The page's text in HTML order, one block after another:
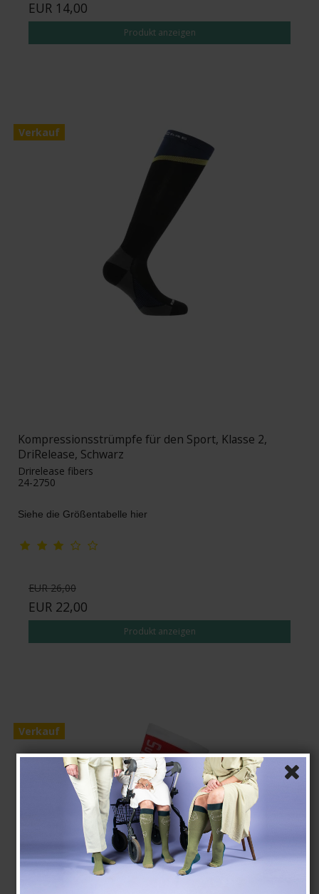
EUR 14,00
Produkt anzeigen
Verkauf
Kompressionsstrümpfe für den Sport, Klasse 2,
DriRelease, Schwarz
Drirelease fibers
24-2750
Siehe die Größentabelle hier
EUR 26,00
EUR 22,00
Produkt anzeigen
Verkauf